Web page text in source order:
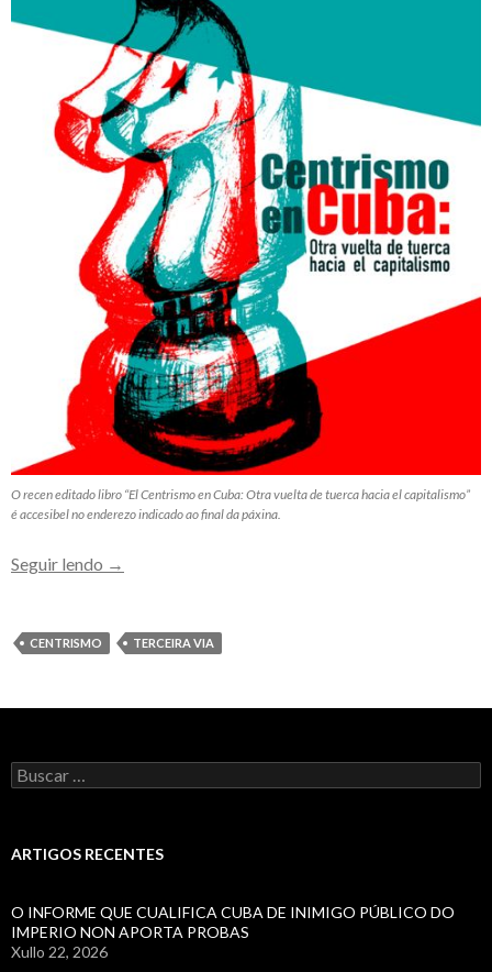
O recen editado libro “El Centrismo en Cuba: Otra vuelta de tuerca hacia el capitalismo”
é accesibel no enderezo indicado ao final da páxina.
Seguir lendo
Os
centrismo
Bloqueo
→
CENTRISMO TERCEIRA VIA
Buscar:
ARTIGOS RECENTES
O INFORME QUE CUALIFICA CUBA DE INIMIGO PÚBLICO DO
IMPERIO NON APORTA PROBAS
Xullo 22, 2026